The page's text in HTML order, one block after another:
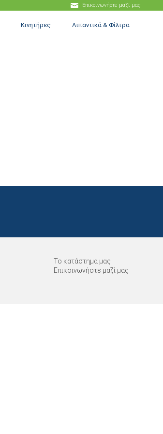
Επικοινωνήστε μαζί μας
Κινητήρες Λιπαντικά & Φίλτρα
Το κατάστημα μας
Επικοινωνήστε μαζί μας